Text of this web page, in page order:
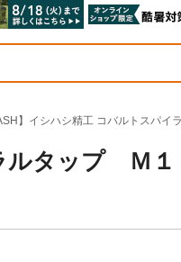
】イシハシ精工 コバルトスパ
ルタップ Ｍ１